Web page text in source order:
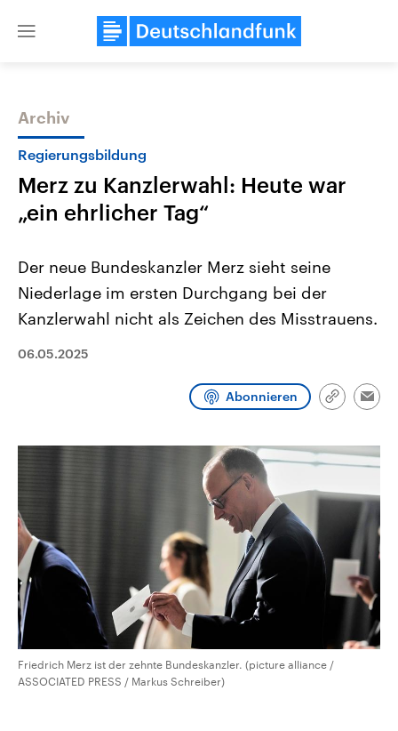
Close
Themen
Landtagswahl Sachsen-Anhalt
2026
Sachsen-Anhalt wählt am 6.
Bundesland von einer Koalition aus
und Hintergründe zu den Parteien
und Kandidaten der anstehenden
USA
Aktuelle Beiträge,
den mächtigsten Ländern
mit großem Einfluss auf
aktuelle Weltgeschehen.
Sendungen Programm Podcasts
Archiv
Regierungsbildung
Merz zu Kanzlerwahl: Heute war
„ein ehrlicher Tag“
Der neue Bundeskanzler Merz sieht seine
Niederlage im ersten Durchgang bei der
Kanzlerwahl nicht als Zeichen des Misstrauens.
06.05.2025
Abonnieren
Link
Friedrich Merz ist der zehnte Bundeskanzler. (picture alliance /
ASSOCIATED PRESS / Markus Schreiber)